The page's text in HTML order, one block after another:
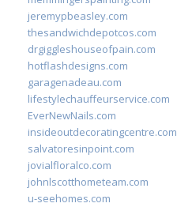
jeremypbeasley.com
thesandwichdepotcos.com
drgiggleshouseofpain.com
hotflashdesigns.com
garagenadeau.com
lifestylechauffeurservice.com
EverNewNails.com
insideoutdecoratingcentre.com
salvatoresinpoint.com
jovialfloralco.com
johnlscotthometeam.com
u-seehomes.com